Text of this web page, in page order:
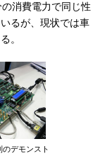
消費電力で同じ性
るが、現状では車
。
デモンスト